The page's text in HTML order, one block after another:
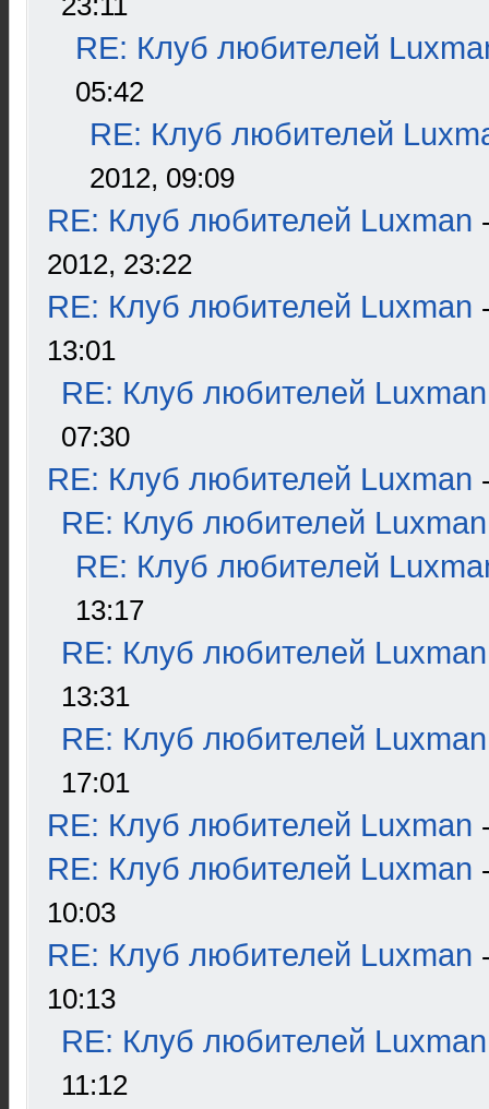
RE: Клуб любителей
05:42
RE: Клуб любителей
2012, 09:09
RE: Клуб любителей Luxman
2012, 23:22
RE: Клуб любителей Luxman
13:01
RE: Клуб любителей Luxman
07:30
RE: Клуб любителей Luxman
RE: Клуб любителей Luxman
RE: Клуб любителей
13:17
RE: Клуб любителей Luxman
13:31
RE: Клуб любителей Luxman
17:01
RE: Клуб любителей Luxman
RE: Клуб любителей Luxman
10:03
RE: Клуб любителей Luxman
10:13
RE: Клуб любителей Luxman
11:12